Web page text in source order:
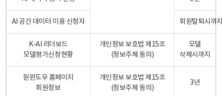
AI 공간 데이터 이용 신청자 회원탈퇴시까
K-AI 리더보드
모델평가신청현황
개인정보 보호법 제15조
(정보주체 동의)
모델
삭제시까지
원윈도우 홈페이지
회원정보
개인정보 보호법 제15조
(정보주체 동의)
3년